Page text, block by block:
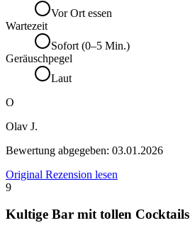
Vor Ort essen
Wartezeit
Sofort (0–5 Min.)
Geräuschpegel
Laut
O
Olav J.
Bewertung abgegeben: 03.01.2026
Original Rezension lesen
9
Kultige Bar mit tollen Cocktails